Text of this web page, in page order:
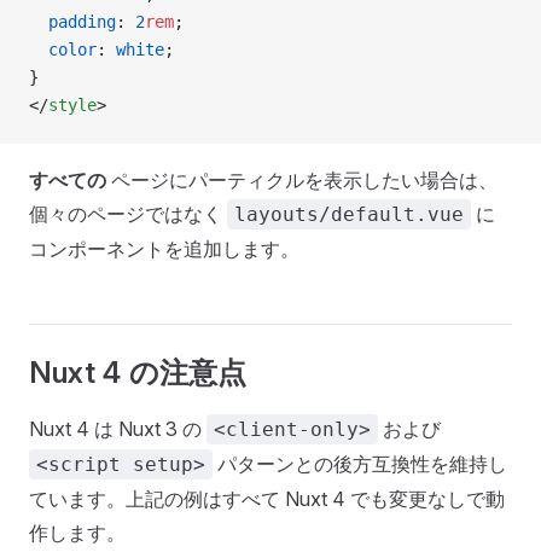
  padding
: 2rem;
  color
: white;
}
</style>
すべての ページにパーティクルを表示したい場合は、
個々のページではなく
layouts/default.vue
に
コンポーネントを追加します。
Nuxt 4 の注意点
Nuxt 4 は Nuxt 3 の <client-only> および
<script setup> パターンとの後方互換性を維持し
ています。上記の例はすべて Nuxt 4 でも変更なしで動
作します。